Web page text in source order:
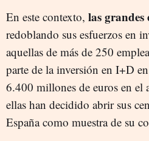
En este contexto, las grandes
redoblando sus esfuerzos en
aquellas de más de 250
parte de la inversión en I+D
6.400 millones de euros en el
ellas han decidido abrir sus
España como muestra de su